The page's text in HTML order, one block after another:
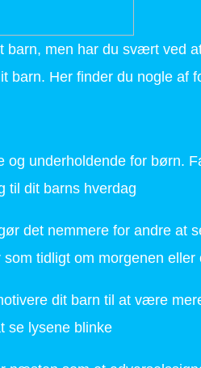
barn, men har du svært ved
barn. Her finder du nogle af
og underholdende for børn.
til dit barns hverdag
det nemmere for andre
tidligt om morgenen eller
dit barn til at være
se lysene blinke